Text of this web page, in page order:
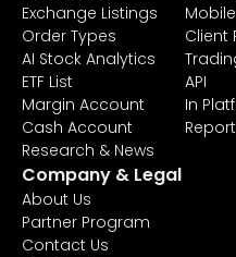
Exchange Listings
Order Types
AI Stock Analytics
ETF List
Margin Account
Cash Account
Research & News
Client
API
In
Company & Legal
About Us
Partner Program
Contact Us